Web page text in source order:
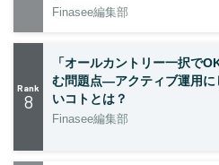
Finasee編集部
Rank
8
「オールカントリー一択で
む問題点―アクティブ運用に
いコトとは？
Finasee編集部